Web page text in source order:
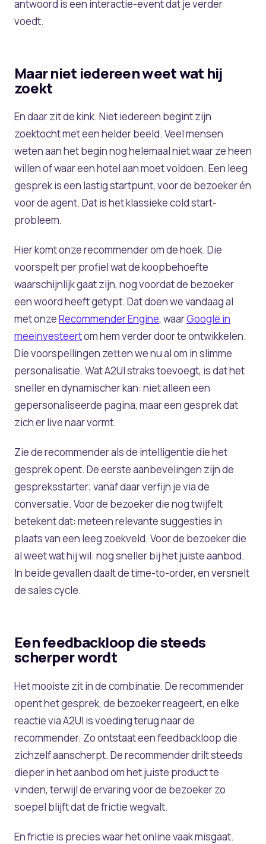
antwoord is een interactie-event dat je verder
voedt.
Maar niet iedereen weet wat hij
zoekt
En daar zit de kink. Niet iedereen begint zijn
zoektocht met een helder beeld. Veel mensen
weten aan het begin nog helemaal niet waar ze heen
willen of waar een hotel aan moet voldoen. Een leeg
gesprek is een lastig startpunt, voor de bezoeker én
voor de agent. Dat is het klassieke cold start-
probleem.
Hier komt onze recommender om de hoek. Die
voorspelt per profiel wat de koopbehoefte
waarschijnlijk gaat zijn, nog voordat de bezoeker
een woord heeft getypt. Dat doen we vandaag al
met onzeRecommender Engine, waarGoogle in
meeinvesteertom hem verder door te ontwikkelen.
Die voorspellingen zetten we nu al om in slimme
personalisatie. Wat A2UI straks toevoegt, is dat het
sneller en dynamischer kan: niet alleen een
gepersonaliseerde pagina, maar een gesprek dat
zich er live naar vormt.
Zie de recommender als de intelligentie die het
gesprek opent. De eerste aanbevelingen zijn de
gespreksstarter; vanaf daar verfijn je via de
conversatie. Voor de bezoeker die nog twijfelt
betekent dat: meteen relevante suggesties in
plaats van een leeg zoekveld. Voor de bezoeker die
al weet wat hij wil: nog sneller bij het juiste aanbod.
In beide gevallen daalt de time-to-order, en versnelt
de sales cycle.
Een feedbackloop die steeds
scherper wordt
Het mooiste zit in de combinatie. De recommender
opent het gesprek, de bezoeker reageert, en elke
reactie via A2UI is voeding terug naar de
recommender. Zo ontstaat een feedbackloop die
zichzelf aanscherpt. De recommender drilt steeds
dieper in het aanbod om het juiste product te
vinden, terwijl de ervaring voor de bezoeker zo
soepel blijft dat de frictie wegvalt.
En frictie is precies waar het online vaak misgaat.